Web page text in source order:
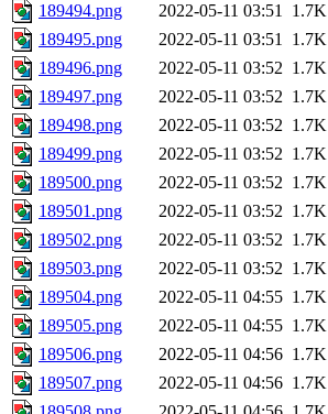
189494.png
2022-05-11 03:51 1.7K
189495.png
2022-05-11 03:51 1.7K
189496.png
2022-05-11 03:52 1.7K
189497.png
2022-05-11 03:52 1.7K
189498.png
2022-05-11 03:52 1.7K
189499.png
2022-05-11 03:52 1.7K
189500.png
2022-05-11 03:52 1.7K
189501.png
2022-05-11 03:52 1.7K
189502.png
2022-05-11 03:52 1.7K
189503.png
2022-05-11 03:52 1.7K
189504.png
2022-05-11 04:55 1.7K
189505.png
2022-05-11 04:55 1.7K
189506.png
2022-05-11 04:56 1.7K
189507.png
2022-05-11 04:56 1.7K